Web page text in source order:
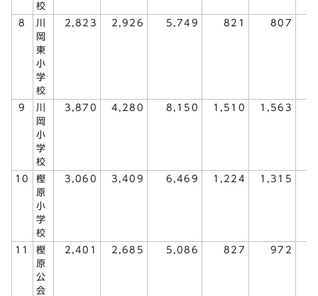
校
8
川
岡
東
小
学
校
2,823 2,926 5,749 821 807
9
川
岡
小
学
校
3,870 4,280 8,150 1,510 1,563
10
樫
原
小
学
校
3,060 3,409 6,469 1,224 1,315
11
樫
原
公
会
2,401 2,685 5,086 827 972